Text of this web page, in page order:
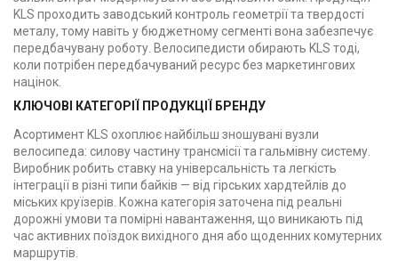
KLS проходить заводський контроль геометрії та твердості
металу, тому навіть у бюджетному сегменті вона забезпечує
передбачувану роботу. Велосипедисти обирають KLS тоді,
коли потрібен передбачуваний ресурс без маркетингових
націнок.
КЛЮЧОВІ КАТЕГОРІЇ ПРОДУКЦІЇ БРЕНДУ
Асортимент KLS охоплює найбільш зношувані вузли
велосипеда: силову частину трансмісії та гальмівну систему.
Виробник робить ставку на універсальність та легкість
інтеграції в різні типи байків — від гірських хардтейлів до
міських круїзерів. Кожна категорія заточена під реальні
дорожні умови та помірні навантаження, що виникають під
час активних поїздок вихідного дня або щоденних комутерних
маршрутів.